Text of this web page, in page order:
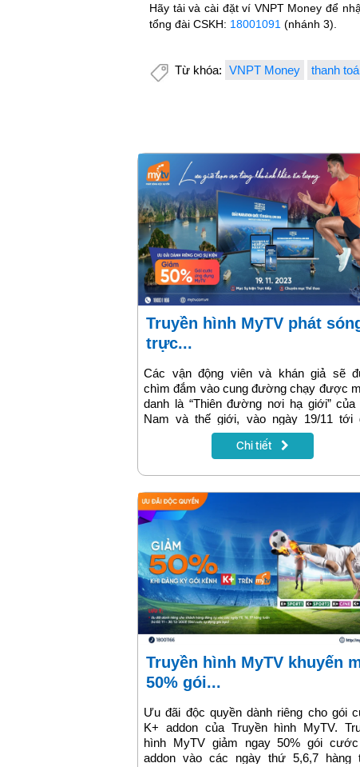
Hãy tải và cài đặt ví VNPT Money để
tổng đài CSKH: 18001091 (nhánh 3).
Từ khóa: VNPT Money thanh
Truyền hình MyTV phát sóng
trực...
Các vận động viên và khán giả sẽ
chìm đắm vào cung đường chạy được
danh là “Thiên đường nơi hạ giới” của
Nam và thế giới, vào ngày 19/11 tới
Truyền hình MyTV đồng hành cùng
Bay Heritage Marathon 2023 lưu giữ trọn
Chi tiết
Truyền hình MyTV khuyến mại
50% gói...
Ưu đãi độc quyền dành riêng cho gói
K+ addon của Truyền hình MyTV.
hình MyTV giảm ngay 50% gói
addon vào các ngày thứ 5,6,7 hàng